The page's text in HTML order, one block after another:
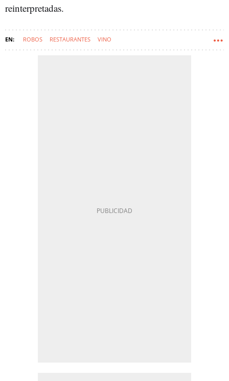
reinterpretadas.
ROBOS RESTAURANTES VINO